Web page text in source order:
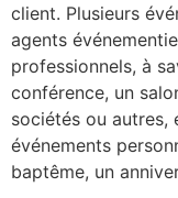
client. Plusieurs
agents
professionnels, à
conférence, un
sociétés ou autres,
événements
baptême, un